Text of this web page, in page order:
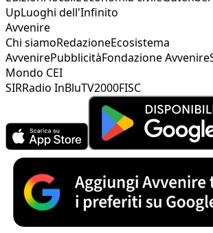
UpLuoghi dell'Infinito
Avvenire
Chi siamoRedazioneEcosistema
AvvenirePubblicitàFondazione Avvenire
Mondo CEI
SIRRadio InBluTV2000FISC